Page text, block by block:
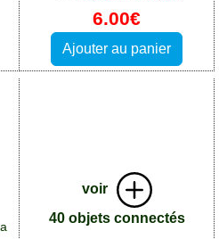
6.00€
Ajouter au panier
voir
40 objets connectés